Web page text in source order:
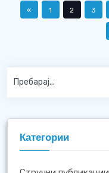
« 1 2 3
Категории